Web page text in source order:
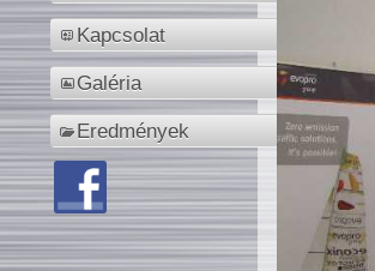
Kapcsolat
Galéria
Eredmények